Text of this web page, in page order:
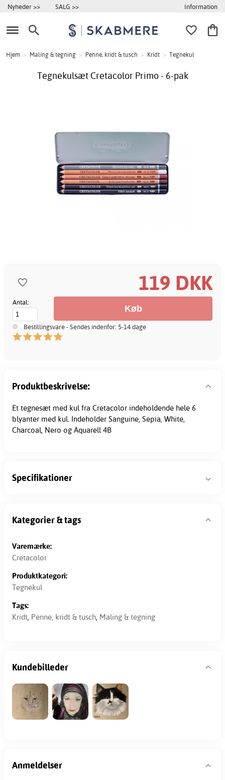
Nyheder >> SALG >> Information
Hjem > Maling & tegning > Penne, kridt & tusch > Kridt > Tegnekul
Tegnekulsæt Cretacolor Primo - 6-pak
119 DKK
Antal:
Bestillingsvare - Sendes indenfor: 5-14 dage
Produktbeskrivelse:
Et tegnesæt med kul fra Cretacolor indeholdende hele 6
blyanter med kul. Indeholder Sanguine, Sepia, White,
Charcoal, Nero og Aquarell 4B
Specifikationer
Kategorier & tags
Varemærke:
Cretacolor
Produktkategori:
Tegnekul
Tags:
Kridt, Penne, kridt & tusch, Maling & tegning
Kundebilleder
Anmeldelser